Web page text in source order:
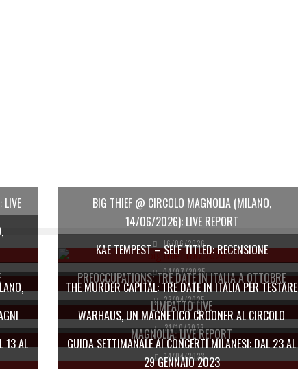
LIVE
BIG THIEF @ CIRCOLO MAGNOLIA (MILANO,
14/06/2026): LIVE REPORT
16/06/2026
KAE TEMPEST – SELF TITLED: RECENSIONE
04/07/2025
PREOCCUPATIONS: TRE DATE IN ITALIA A OTTOBRE
23/04/2025
THE MURDER CAPITAL: TRE DATE IN ITALIA PER TESTARE
L’IMPATTO LIVE
31/10/2023
WARHAUS, UN MAGNETICO CROONER AL CIRCOLO
MAGNOLIA: LIVE REPORT
14/04/2023
13 AL
GUIDA SETTIMANALE AI CONCERTI MILANESI: DAL 23 AL
29 GENNAIO 2023